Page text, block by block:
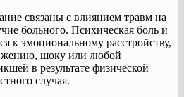
связаны с влиянием травм на
больного. Психическая боль и
к эмоциональному расстройству,
шоку или любой
в результате физической
случая.